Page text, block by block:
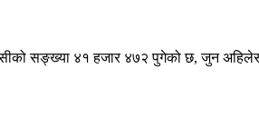
सङ्ख्या ४१ हजार ४७२ पुगेको छ, जुन